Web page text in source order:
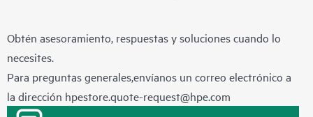
Obtén asesoramiento, respuestas y soluciones cuando lo
necesites.
Para preguntas generales,envíanos un correo electrónico a
la dirección hpestore.quote-request@hpe.com